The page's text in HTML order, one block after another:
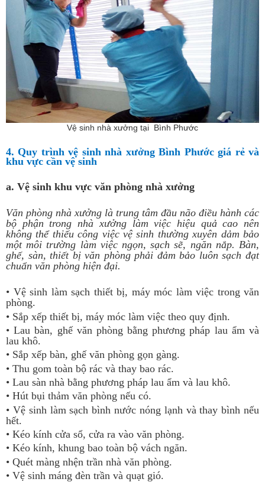
Vệ sinh nhà xưởng tại Bình Phước
4. Quy trình vệ sinh nhà xưởng Bình Phước giá rẻ và
khu vực cần vệ sinh
a. Vệ sinh khu vực văn phòng nhà xưởng
Văn phòng nhà xưởng là trung tâm đầu não điều hành các
bộ phận trong nhà xưởng làm việc hiệu quả cao nên
không thể thiếu công việc vệ sinh thường xuyên dảm bảo
một môi trường làm việc ngọn, sạch sẽ, ngăn nắp. Bàn,
ghế, sàn, thiết bị văn phòng phải đảm bảo luôn sạch đạt
chuẩn văn phòng hiện đại.
• Vệ sinh làm sạch thiết bị, máy móc làm việc trong văn
phòng.
• Sắp xếp thiết bị, máy móc làm việc theo quy định.
• Lau bàn, ghế văn phòng bằng phương pháp lau ẩm và
lau khô.
• Sắp xếp bàn, ghế văn phòng gọn gàng.
• Thu gom toàn bộ rác và thay bao rác.
• Lau sàn nhà bằng phương pháp lau ẩm và lau khô.
• Hút bụi thảm văn phòng nếu có.
• Vệ sinh làm sạch bình nước nóng lạnh và thay bình nếu
hết.
• Kéo kính cửa sổ, cửa ra vào văn phòng.
• Kéo kính, khung bao toàn bộ vách ngăn.
• Quét màng nhện trần nhà văn phòng.
• Vệ sinh máng đèn trần và quạt gió.